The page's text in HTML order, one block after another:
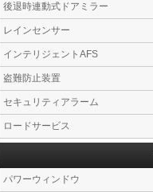
後退時連動式ドアミラー
レインセンサー
インテリジェントAFS
盗難防止装置
セキュリティアラーム
ロードサービス
パワーウィンドウ